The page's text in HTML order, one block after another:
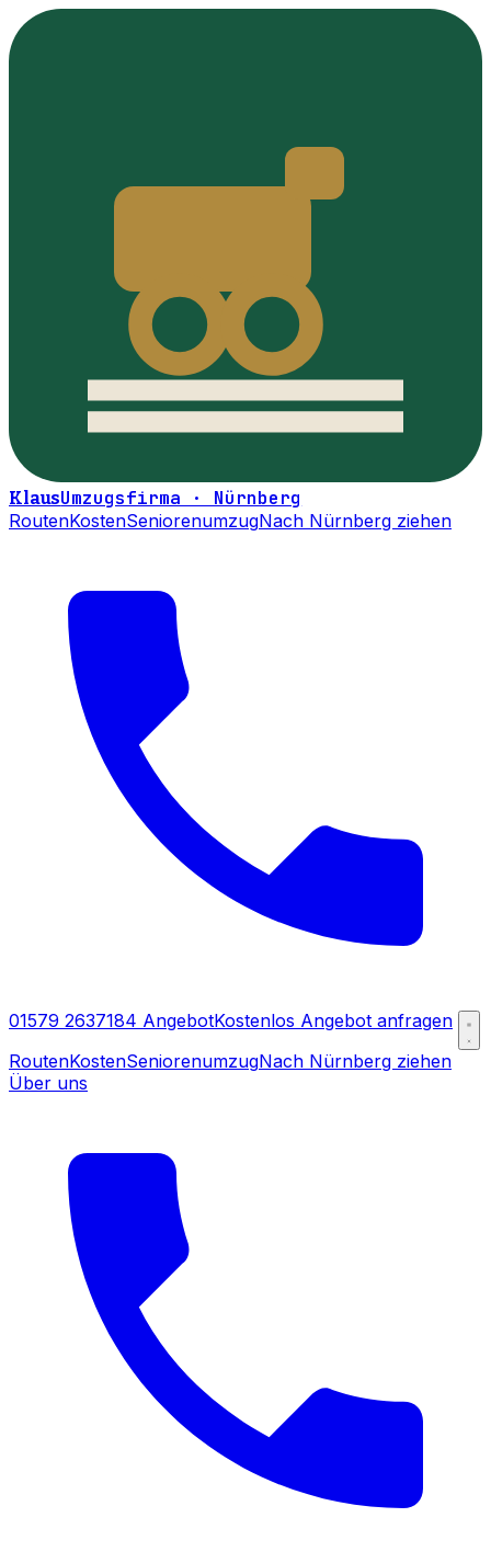
KlausUmzugsfirma · Nürnberg
RoutenKostenSeniorenumzugNach Nürnberg ziehen
01579 2637184 AngebotKostenlos Angebot anfragen
RoutenKostenSeniorenumzugNach Nürnberg ziehen
Über uns